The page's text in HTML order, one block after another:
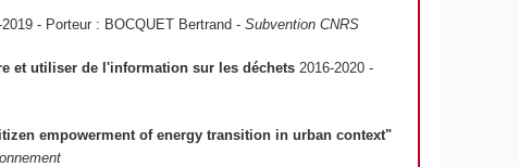
2019 - Porteur : BOCQUET Bertrand -Subvention CNRS
et utiliser de l'information sur les déchets 2016-2020 -
empowerment of energy transition in urban context"